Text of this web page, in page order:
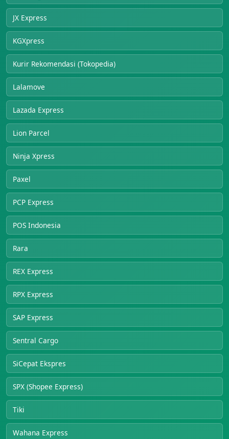
JX Express
KGXpress
Kurir Rekomendasi (Tokopedia)
Lalamove
Lazada Express
Lion Parcel
Ninja Xpress
Paxel
PCP Express
POS Indonesia
Rara
REX Express
RPX Express
SAP Express
Sentral Cargo
SiCepat Ekspres
SPX (Shopee Express)
Tiki
Wahana Express